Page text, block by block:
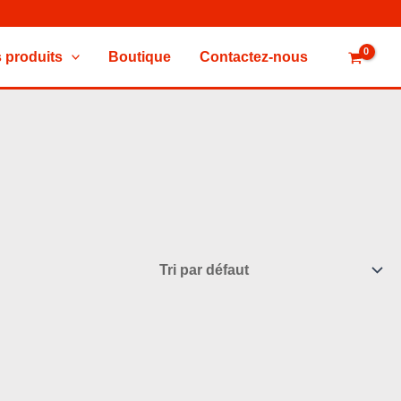
produits Boutique Contactez-nous